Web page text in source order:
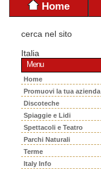
Home
cerca nel sito
Italia
Menu
Home
Promuovi la tua azienda
Discoteche
Spiaggie e Lidi
Spettacoli e Teatro
Parchi Naturali
Terme
Italy Info